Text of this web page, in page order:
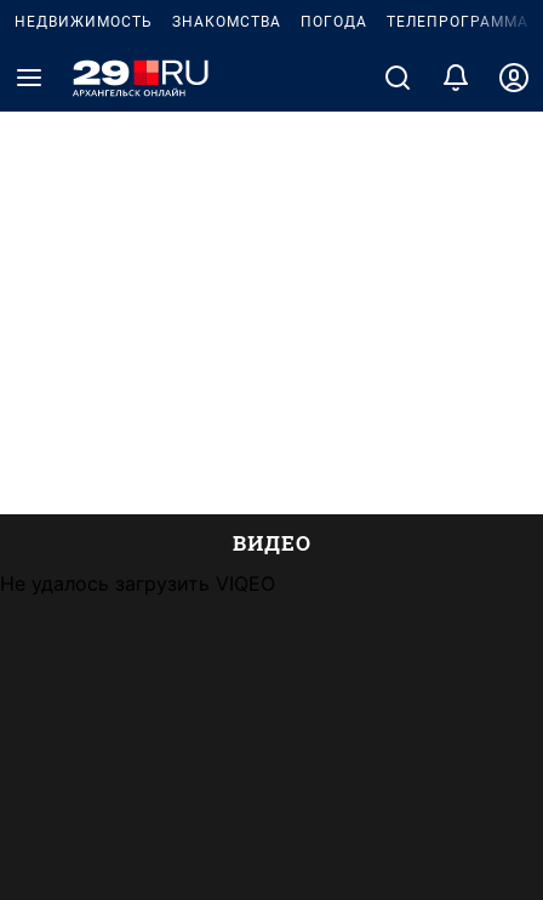
НЕДВИЖИМОСТЬ ЗНАКОМСТВА ПОГОДА ТЕЛЕПРОГРАММА
ВИДЕО
Не удалось загрузить VIQEO